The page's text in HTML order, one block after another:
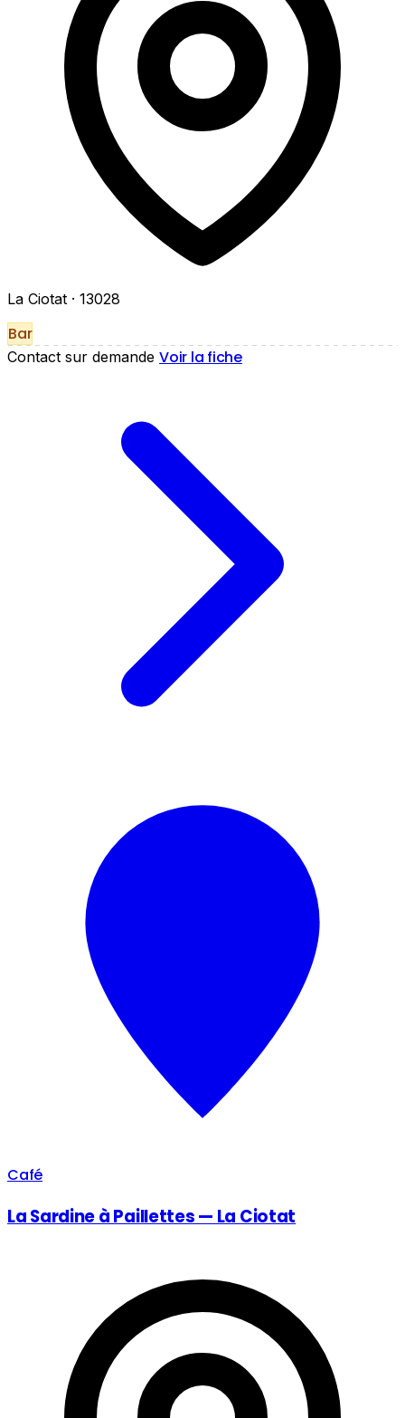
La Ciotat · 13028
Bar
Contact sur demande Voir la fiche
Café
La Sardine à Paillettes — La Ciotat